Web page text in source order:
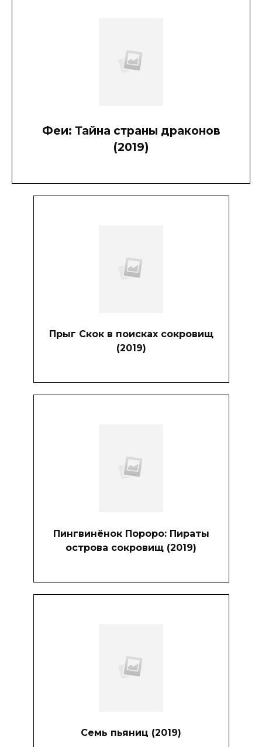
Феи: Тайна страны драконов
(2019)
Прыг Скок в поисках сокровищ
(2019)
Пингвинёнок Пороро: Пираты
острова сокровищ (2019)
Семь пьяниц (2019)